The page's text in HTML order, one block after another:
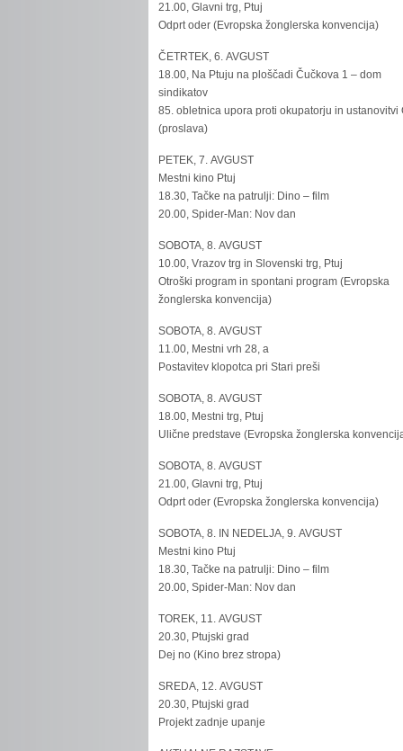
21.00, Glavni trg, Ptuj
Odprt oder (Evropska žonglerska konvencija)
ČETRTEK, 6. AVGUST
18.00, Na Ptuju na ploščadi Čučkova 1 – dom
sindikatov
85. obletnica upora proti okupatorju in ustanovitvi
(proslava)
PETEK, 7. AVGUST
Mestni kino Ptuj
18.30, Tačke na patrulji: Dino – film
20.00, Spider-Man: Nov dan
SOBOTA, 8. AVGUST
10.00, Vrazov trg in Slovenski trg, Ptuj
Otroški program in spontani program (Evropska
žonglerska konvencija)
SOBOTA, 8. AVGUST
11.00, Mestni vrh 28, a
Postavitev klopotca pri Stari preši
SOBOTA, 8. AVGUST
18.00, Mestni trg, Ptuj
Ulične predstave (Evropska žonglerska
SOBOTA, 8. AVGUST
21.00, Glavni trg, Ptuj
Odprt oder (Evropska žonglerska konvencija)
SOBOTA, 8. IN NEDELJA, 9. AVGUST
Mestni kino Ptuj
18.30, Tačke na patrulji: Dino – film
20.00, Spider-Man: Nov dan
TOREK, 11. AVGUST
20.30, Ptujski grad
Dej no (Kino brez stropa)
SREDA, 12. AVGUST
20.30, Ptujski grad
Projekt zadnje upanje